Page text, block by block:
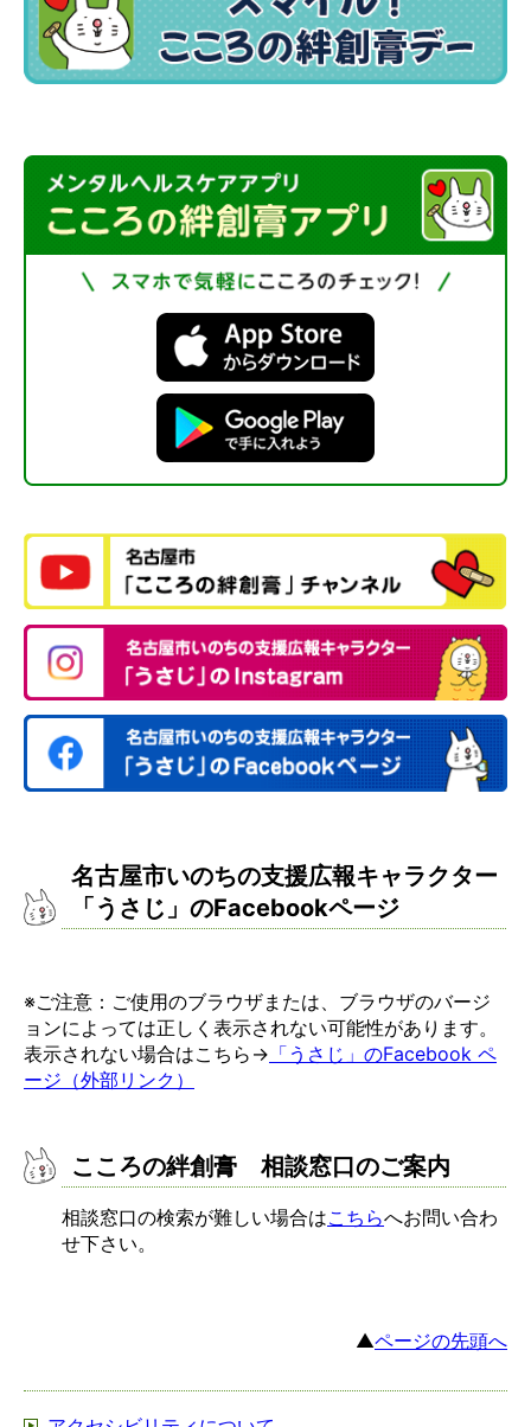
名古屋市いのちの支援広報キャラクター
「うさじ」のFacebookページ
※ご注意：ご使用のブラウザまたは、ブラウザのバージ
ョンによっては正しく表示されない可能性があります。
表示されない場合はこちら→ 「うさじ」のFacebook ペ
ージ（外部リンク）
こころの絆創膏 相談窓口のご案内
相談窓口の検索が難しい場合はこちらへお問い合わ
せ下さい。
▲ページの先頭へ